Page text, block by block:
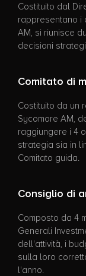
Costituito dal
rappresentano i
AM, si riunisce
decisioni
Comitato di
Costituito da un
Sycomore AM,
raggiungere i 4
strategia sia in
Comitato guida.
Consiglio di
Composto da 4
Generali
dell'attività, i
sulla loro
l'anno.